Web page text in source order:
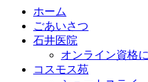
ホーム
ごあいさつ
石井医院
オンライン資格
コスモス苑